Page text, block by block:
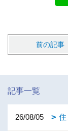
前の記事
記事一覧
26/08/05 住